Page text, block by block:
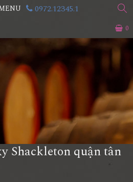
0
0972.12345.1
Shackleton quận tân